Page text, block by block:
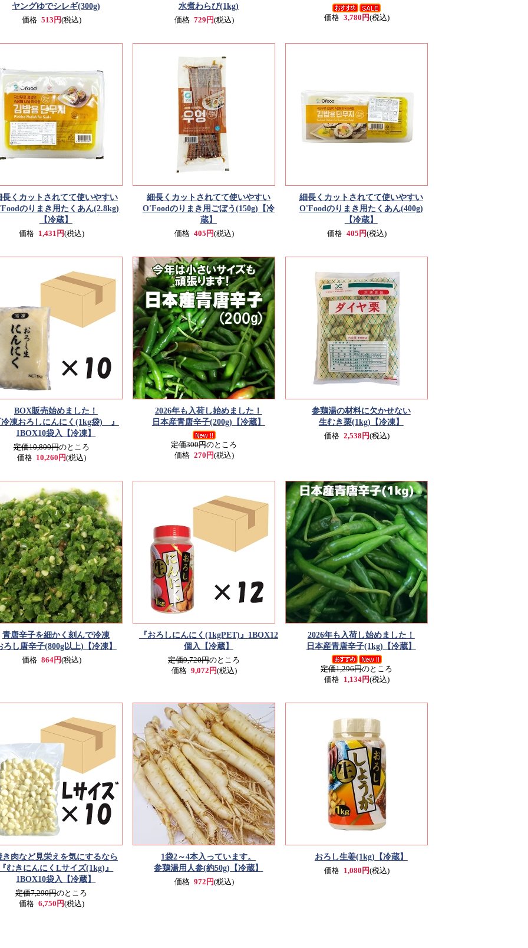
ヤングゆでシレギ(300g)
価格 513円(税込)
水煮わらび(1kg)
価格 729円(税込) 価格 3,780円(税込)
長くカットされてて使いやすい
のりまき用たくあん(2.8kg)
【冷蔵】
価格 1,431円(税込)
細長くカットされてて使いやすい
O'Foodのりまき用ごぼう(150g) 【冷
蔵】
価格 405円(税込)
細長くカットされてて使いやすい
O'Foodのりまき用たくあん(400g)
【冷蔵】
価格 405円(税込)
BOX販売始めました！
凍おろしにんにく(1kg袋) 』
1BOX10袋入
【冷凍】
定価10,800円のところ
価格 10,260円(税込)
2026年も入荷し始めました！
日本産青唐辛子(200g) 【冷蔵】
定価300円のところ
価格 270円(税込)
参鶏湯の材料に欠かせない
生むき栗(1kg) 【冷凍】
価格 2,538円(税込)
青唐辛子を細かく刻んで冷凍
ろし唐辛子(800g以上) 【冷凍】
価格 864円(税込)
『おろしにんにく(1kgPET)』 1BOX12
個入
【冷蔵】
定価9,720円のところ
価格 9,072円(税込)
2026年も入荷し始めました！
日本産青唐辛子(1kg) 【冷蔵】
定価1,296円のところ
価格 1,134円(税込)
き肉など見栄えを気にするなら
むきにんにくLサイズ(1kg)』
1BOX10袋入
【冷蔵】
定価7,290円のところ
価格 6,750円(税込)
1袋2～4本入っています。
参鶏湯用人参(約50g) 【冷蔵】
価格 972円(税込)
おろし生姜(1kg) 【冷蔵】
価格 1,080円(税込)